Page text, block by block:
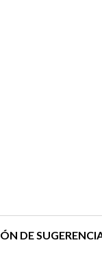
DE